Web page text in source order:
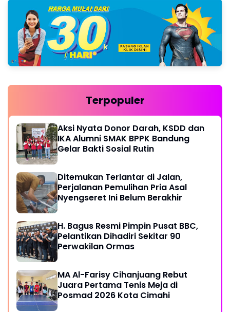
Terpopuler
Aksi Nyata Donor Darah, KSDD dan
IKA Alumni SMAK BPPK Bandung
Gelar Bakti Sosial Rutin
Ditemukan Terlantar di Jalan,
Perjalanan Pemulihan Pria Asal
Nyengseret Ini Belum Berakhir
H. Bagus Resmi Pimpin Pusat BBC,
Pelantikan Dihadiri Sekitar 90
Perwakilan Ormas
MA Al-Farisy Cihanjuang Rebut
Juara Pertama Tenis Meja di
Posmad 2026 Kota Cimahi